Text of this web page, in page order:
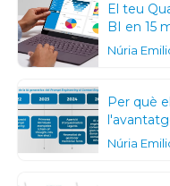
El teu
BI en 15
Núria
Per què
Núria